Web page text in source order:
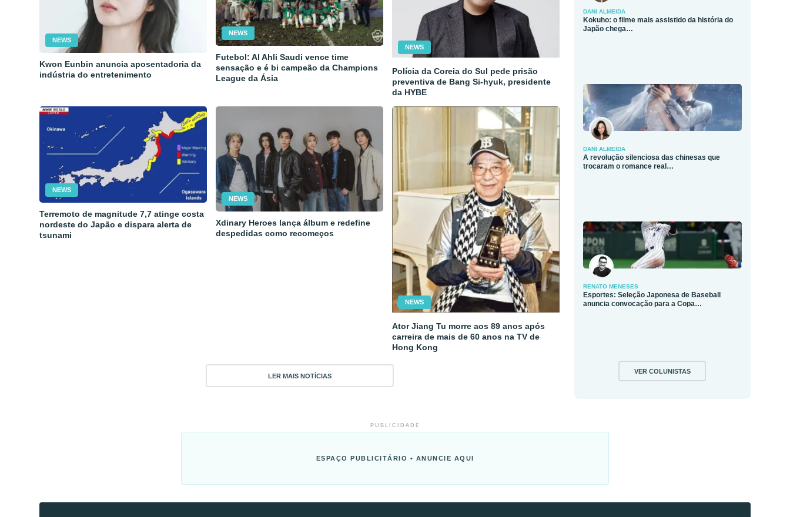
NEWS
Kwon Eunbin anuncia aposentadoria da
indústria do entretenimento
NEWS
Futebol: Al Ahli Saudi vence time
sensação e é bi campeão da Champions
League da Ásia
NEWS
Polícia da Coreia do Sul pede prisão
preventiva de Bang Si-hyuk, presidente
da HYBE
NEWS
Terremoto de magnitude 7,7 atinge costa
nordeste do Japão e dispara alerta de
tsunami
NEWS
Xdinary Heroes lança álbum e redefine
despedidas como recomeços
NEWS
Ator Jiang Tu morre aos 89 anos após
carreira de mais de 60 anos na TV de
Hong Kong
LER MAIS NOTÍCIAS
DANI ALMEIDA
Kokuho: o filme mais assistido da história do
Japão chega…
DANI ALMEIDA
A revolução silenciosa das chinesas que
trocaram o romance real…
RENATO MENESES
Esportes: Seleção Japonesa de Baseball
anuncia convocação para a Copa…
VER COLUNISTAS
PUBLICIDADE
ESPAÇO PUBLICITÁRIO • ANUNCIE AQUI